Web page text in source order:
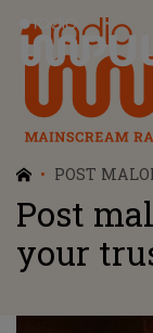
Radio Impuls
POST
Post
your